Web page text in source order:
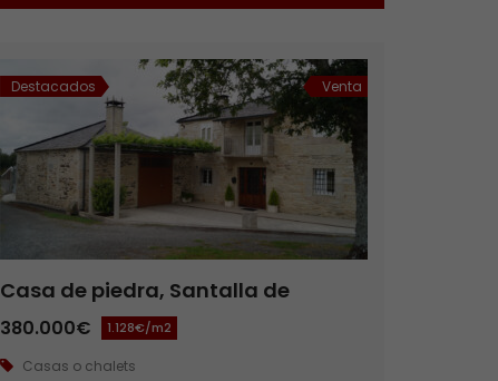
Destacados Venta
Casa de piedra, Santalla de
Devesa
380.000€ 1.128€/m2
Casas o chalets